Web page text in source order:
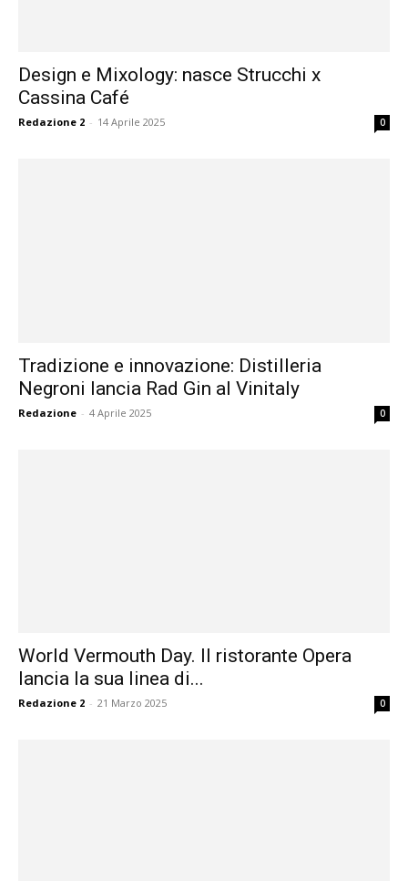
Design e Mixology: nasce Strucchi x
Cassina Café
Redazione 2 - 14 Aprile 2025 0
Tradizione e innovazione: Distilleria
Negroni lancia Rad Gin al Vinitaly
Redazione - 4 Aprile 2025 0
World Vermouth Day. Il ristorante Opera
lancia la sua linea di...
Redazione 2 - 21 Marzo 2025 0